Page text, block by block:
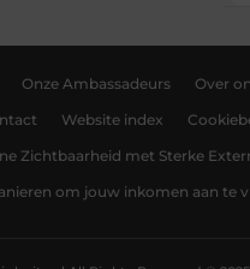
Onze Ambassadeurs Over
Website index
Zichtbaarheid met Sterke
om jouw inkomen aan te